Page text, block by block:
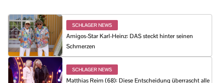
SCHLAGER NEWS
Amigos-Star Karl-Heinz: DAS steckt hinter seinen
Schmerzen
SCHLAGER NEWS
Matthias Reim (68): Diese Entscheidung überrascht alle